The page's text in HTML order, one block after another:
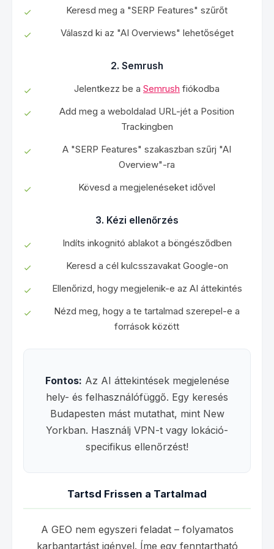
Keresd meg a "SERP Features" szűrőt
Válaszd ki az "AI Overviews" lehetőséget
2. Semrush
Jelentkezz be a Semrush fiókodba
Add meg a weboldalad URL-jét a Position
Trackingben
A "SERP Features" szakaszban szűrj "AI
Overview"-ra
Kövesd a megjelenéseket idővel
3. Kézi ellenőrzés
Indíts inkognitó ablakot a böngésződben
Keresd a cél kulcsszavakat Google-on
Ellenőrizd, hogy megjelenik-e az AI áttekintés
Nézd meg, hogy a te tartalmad szerepel-e a
források között
Fontos: Az AI áttekintések megjelenése
hely- és felhasználófüggő. Egy keresés
Budapesten mást mutathat, mint New
Yorkban. Használj VPN-t vagy lokáció-
specifikus ellenőrzést!
Tartsd Frissen a Tartalmad
A GEO nem egyszeri feladat – folyamatos
karbantartást igényel. Íme egy fenntartható